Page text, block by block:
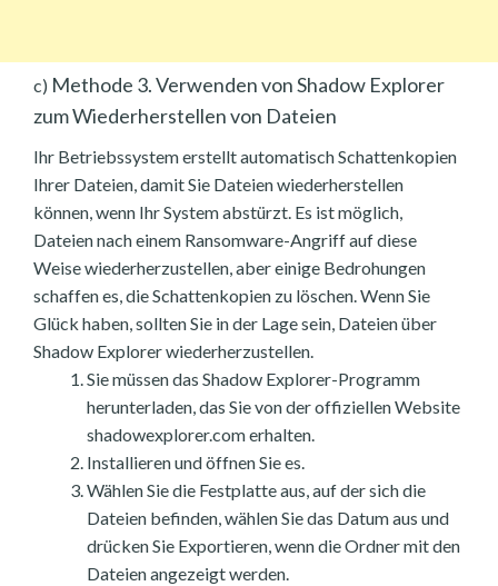
c) Methode 3. Verwenden von Shadow Explorer
zum Wiederherstellen von Dateien
Ihr Betriebssystem erstellt automatisch Schattenkopien
Ihrer Dateien, damit Sie Dateien wiederherstellen
können, wenn Ihr System abstürzt. Es ist möglich,
Dateien nach einem Ransomware-Angriff auf diese
Weise wiederherzustellen, aber einige Bedrohungen
schaffen es, die Schattenkopien zu löschen. Wenn Sie
Glück haben, sollten Sie in der Lage sein, Dateien über
Shadow Explorer wiederherzustellen.
Sie müssen das Shadow Explorer-Programm
herunterladen, das Sie von der offiziellen Website
shadowexplorer.com erhalten.
Installieren und öffnen Sie es.
Wählen Sie die Festplatte aus, auf der sich die
Dateien befinden, wählen Sie das Datum aus und
drücken Sie Exportieren, wenn die Ordner mit den
Dateien angezeigt werden.